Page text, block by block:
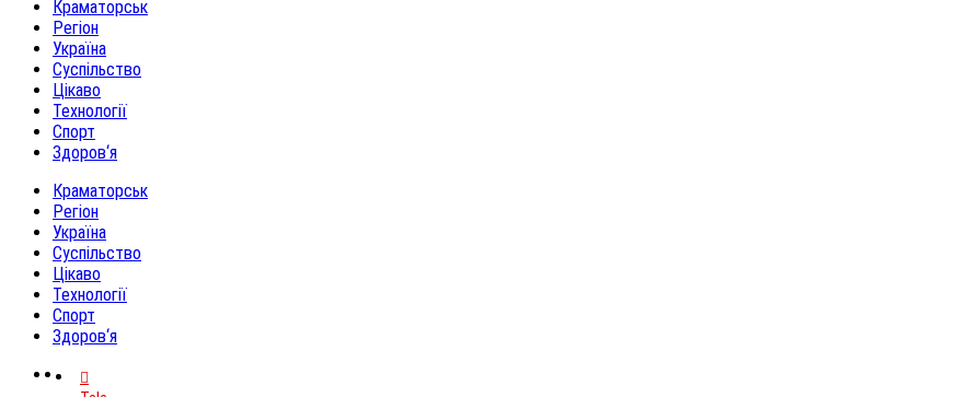
Краматорськ
Регіон
Україна
Суспільство
Цікаво
Технології
Спорт
Здоров‘я
Краматорськ
Регіон
Україна
Суспільство
Цікаво
Технології
Спорт
Здоров‘я
Telegram